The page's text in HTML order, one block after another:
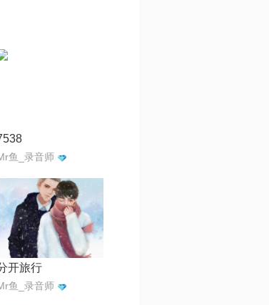
鱼_录音师
开旅行
鱼_录音师